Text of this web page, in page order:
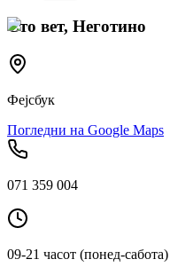
Сто вет, Неготино
Фејсбук
Погледни на Google Maps
071 359 004
09-21 часот (понед-сабота)